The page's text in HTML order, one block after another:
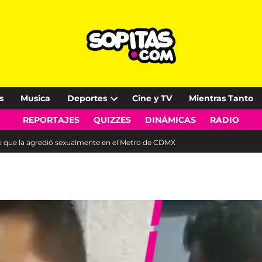
Musica Deportes
Open
dropdown
Cine y TV Mientras Tanto
REPORTAJES QUIZZES DINÁMICAS RADIO
la agredió sexualmente en el Metro de CDMX